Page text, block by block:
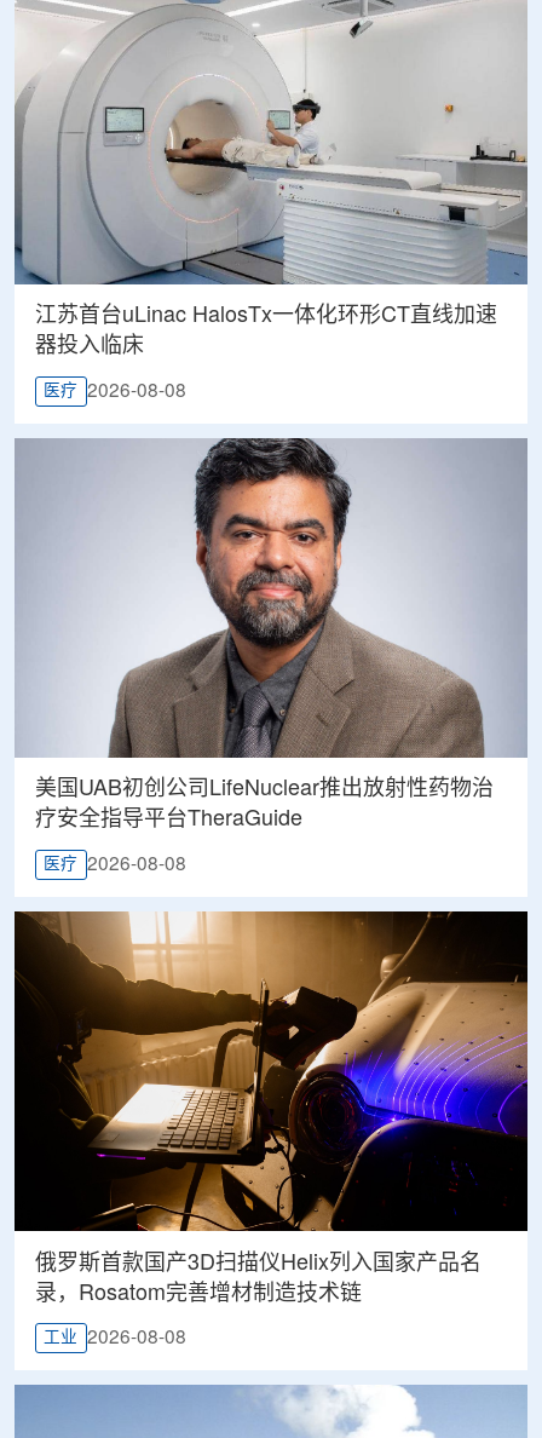
江苏首台uLinac HalosTx一体化环形CT直线加速
器投入临床
医疗 2026-08-08
美国UAB初创公司LifeNuclear推出放射性药物治
疗安全指导平台TheraGuide
医疗 2026-08-08
俄罗斯首款国产3D扫描仪Helix列入国家产品名
录，Rosatom完善增材制造技术链
工业 2026-08-08